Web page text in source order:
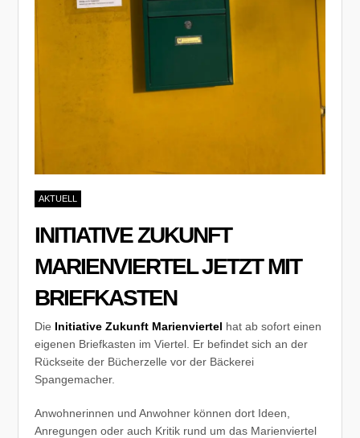
AKTUELL
INITIATIVE ZUKUNFT
MARIENVIERTEL JETZT MIT
BRIEFKASTEN
Die Initiative Zukunft Marienviertel hat ab sofort einen
eigenen Briefkasten im Viertel. Er befindet sich an der
Rückseite der Bücherzelle vor der Bäckerei
Spangemacher.
Anwohnerinnen und Anwohner können dort Ideen,
Anregungen oder auch Kritik rund um das Marienviertel